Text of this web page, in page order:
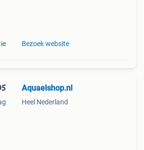
Bezoek website
Aquaelshop.nl
Heel Nederland